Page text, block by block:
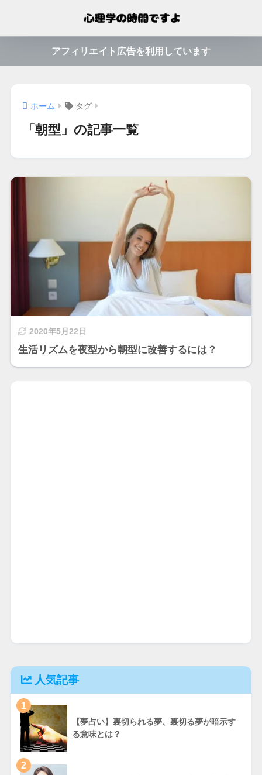
アフィリエイト広告を利用しています
ホーム タグ
「朝型」の記事一覧
2020年5月22日
生活リズムを夜型から朝型に改善するには？
人気記事
1
【夢占い】裏切られる夢、裏切る夢が暗示す
る意味とは？
2